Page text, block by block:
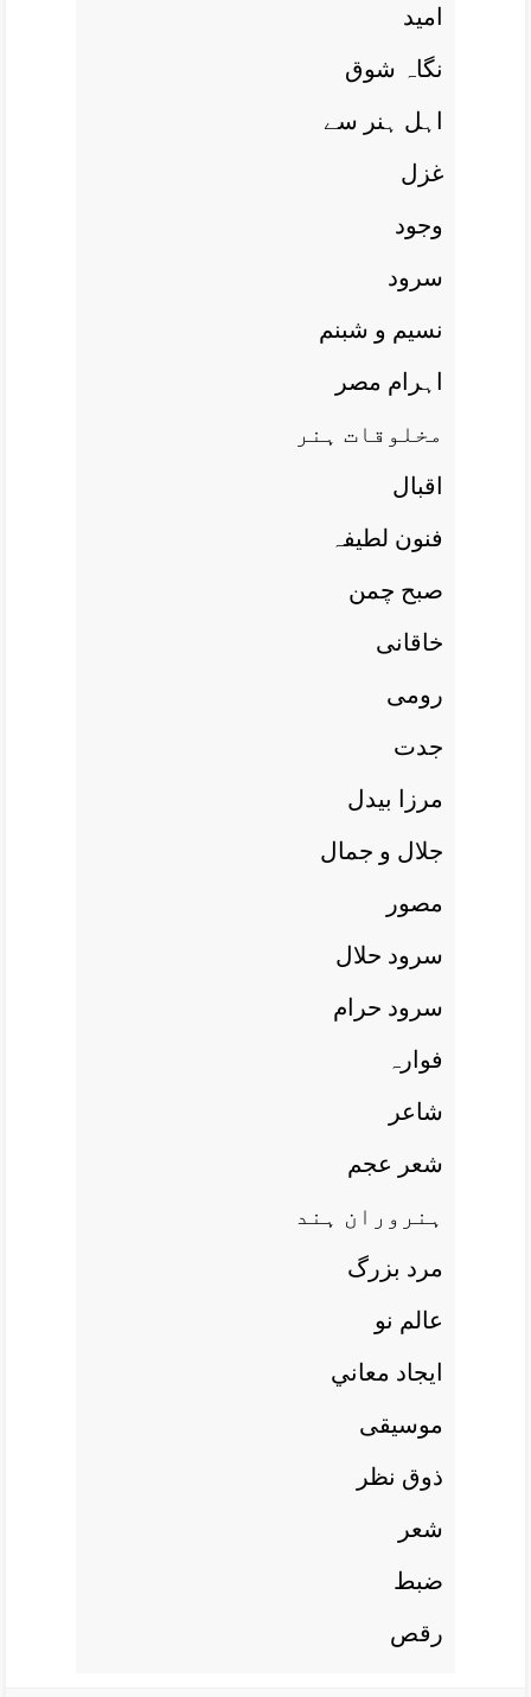
اميد
نگاہ شوق
اہل ہنر سے
غزل
وجود
سرود
نسيم و شبنم
اہرام مصر
مخلوقات ہنر
اقبال
فنون لطيفہ
صبح چمن
خاقانی
رومی
جدت
مرزا بيدل
جلال و جمال
مصور
سرود حلال
سرود حرام
فوارہ
شاعر
شعر عجم
ہنروران ہند
مرد بزرگ
عالم نو
ايجاد معاني
موسيقی
ذوق نظر
شعر
ضبط
رقص